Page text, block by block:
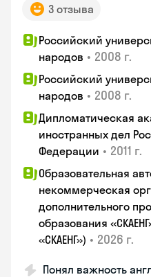
3 отзыва
Российский
народов • 2008 г.
Российский
народов • 2008 г.
Дипломатическая
иностранных дел
Федерации • 2011 г.
Образовательная
некоммерческая
дополнительного
образования
«СКАЕНГ») • 2026 г.
Понял важность